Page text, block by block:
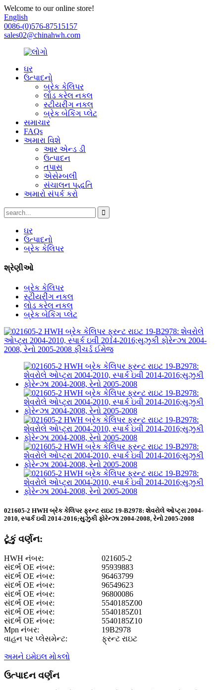
Welcome to our online store!
English
0086-(0)576-87515157
sales02@chinahwh.com
ઘર
ઉત્પાદનો
બ્રેક કેલિપર
લોડ કરેલ નકલ
સ્ટીયરીંગ નકલ
બ્રેક બેકિંગ પ્લેટ
સમાચાર
FAQs
અમારા વિશે
આર એન્ડ ડી
ઉત્પાદન
તપાસ
એસેમ્બલી
સંચાલન પદ્ધતિ
અમારો સંપર્ક કરો
ઘર
ઉત્પાદનો
બ્રેક કેલિપર
શ્રેણીઓ
બ્રેક કેલિપર
સ્ટીયરીંગ નકલ
લોડ કરેલ નકલ
બ્રેક બેકિંગ પ્લેટ
021605-2 HWH બ્રેક કેલિપર ફ્રન્ટ રાઇટ 19-B2978: શેવરોલે ઓપ્ટ્રા 2004-
2010, સ્પાર્ક ઇવી 2014-2016;સુઝુકી ફોરેન્ઝા 2004-2008, રેનો 2005-2008
ટૂંકું વર્ણન:
HWH નંબર:
021605-2
સંદર્ભ OE નંબર:
95939883
સંદર્ભ OE નંબર:
96463799
સંદર્ભ OE નંબર:
96549623
સંદર્ભ OE નંબર:
96800086
સંદર્ભ OE નંબર:
5540185Z00
સંદર્ભ OE નંબર:
5540185Z01
સંદર્ભ OE નંબર:
5540185Z10
Mpn નંબર:
19B2978
વાહન પર પ્લેસમેન્ટ:
ફ્રન્ટ રાઇટ
અમને ઇમેઇલ મોકલો
ઉત્પાદન વર્ણન